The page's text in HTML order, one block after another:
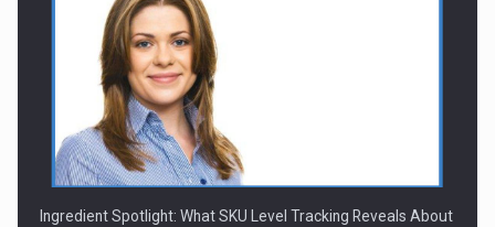
Ingredient Spotlight: What SKU Level Tracking Reveals About